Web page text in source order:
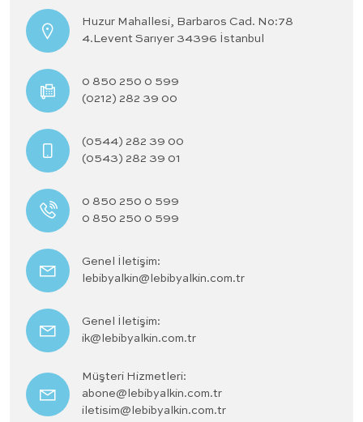
Huzur Mahallesi, Barbaros Cad. No:78
4.Levent Sarıyer 34396 İstanbul
0 850 250 0 599
(0212) 282 39 00
(0544) 282 39 00
(0543) 282 39 01
0 850 250 0 599
0 850 250 0 599
Genel İletişim:
lebibyalkin@lebibyalkin.com.tr
Genel İletişim:
ik@lebibyalkin.com.tr
Müşteri Hizmetleri:
abone@lebibyalkin.com.tr
iletisim@lebibyalkin.com.tr